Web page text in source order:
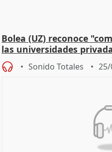
Bolea (UZ) reconoce
las universidades
Sonido Totales